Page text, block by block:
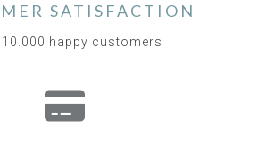
SATISFACTION
10.000 happy customers